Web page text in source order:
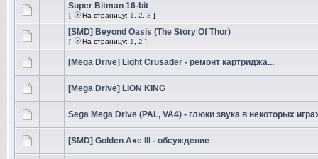
Super Bitman 16-bit
[ На страницу: 1 2 3 ]
[SMD] Beyond Oasis (The Story Of Thor)
[ На страницу: 1 2 ]
[Mega Drive] Light Crusader - ремонт картриджа...
[Mega Drive] LION KING
Sega Mega Drive (PAL, VA4) - глюки звука в некоторых
[SMD] Golden Axe III - обсуждение